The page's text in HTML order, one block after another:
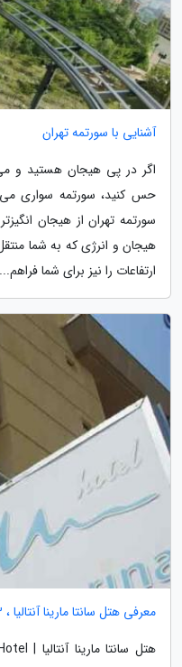
آشنایی با سورتمه تهران
اگر در پی هیجان هستید و
حس کنید، سورتمه سواری می
سورتمه تهران از هیجان
هیجان و انرژی که به شما
ارتفاعات را نیز برای شما فراهم...
معرفی هتل سانتا مارینا آنتالیا ، 3 ستاره